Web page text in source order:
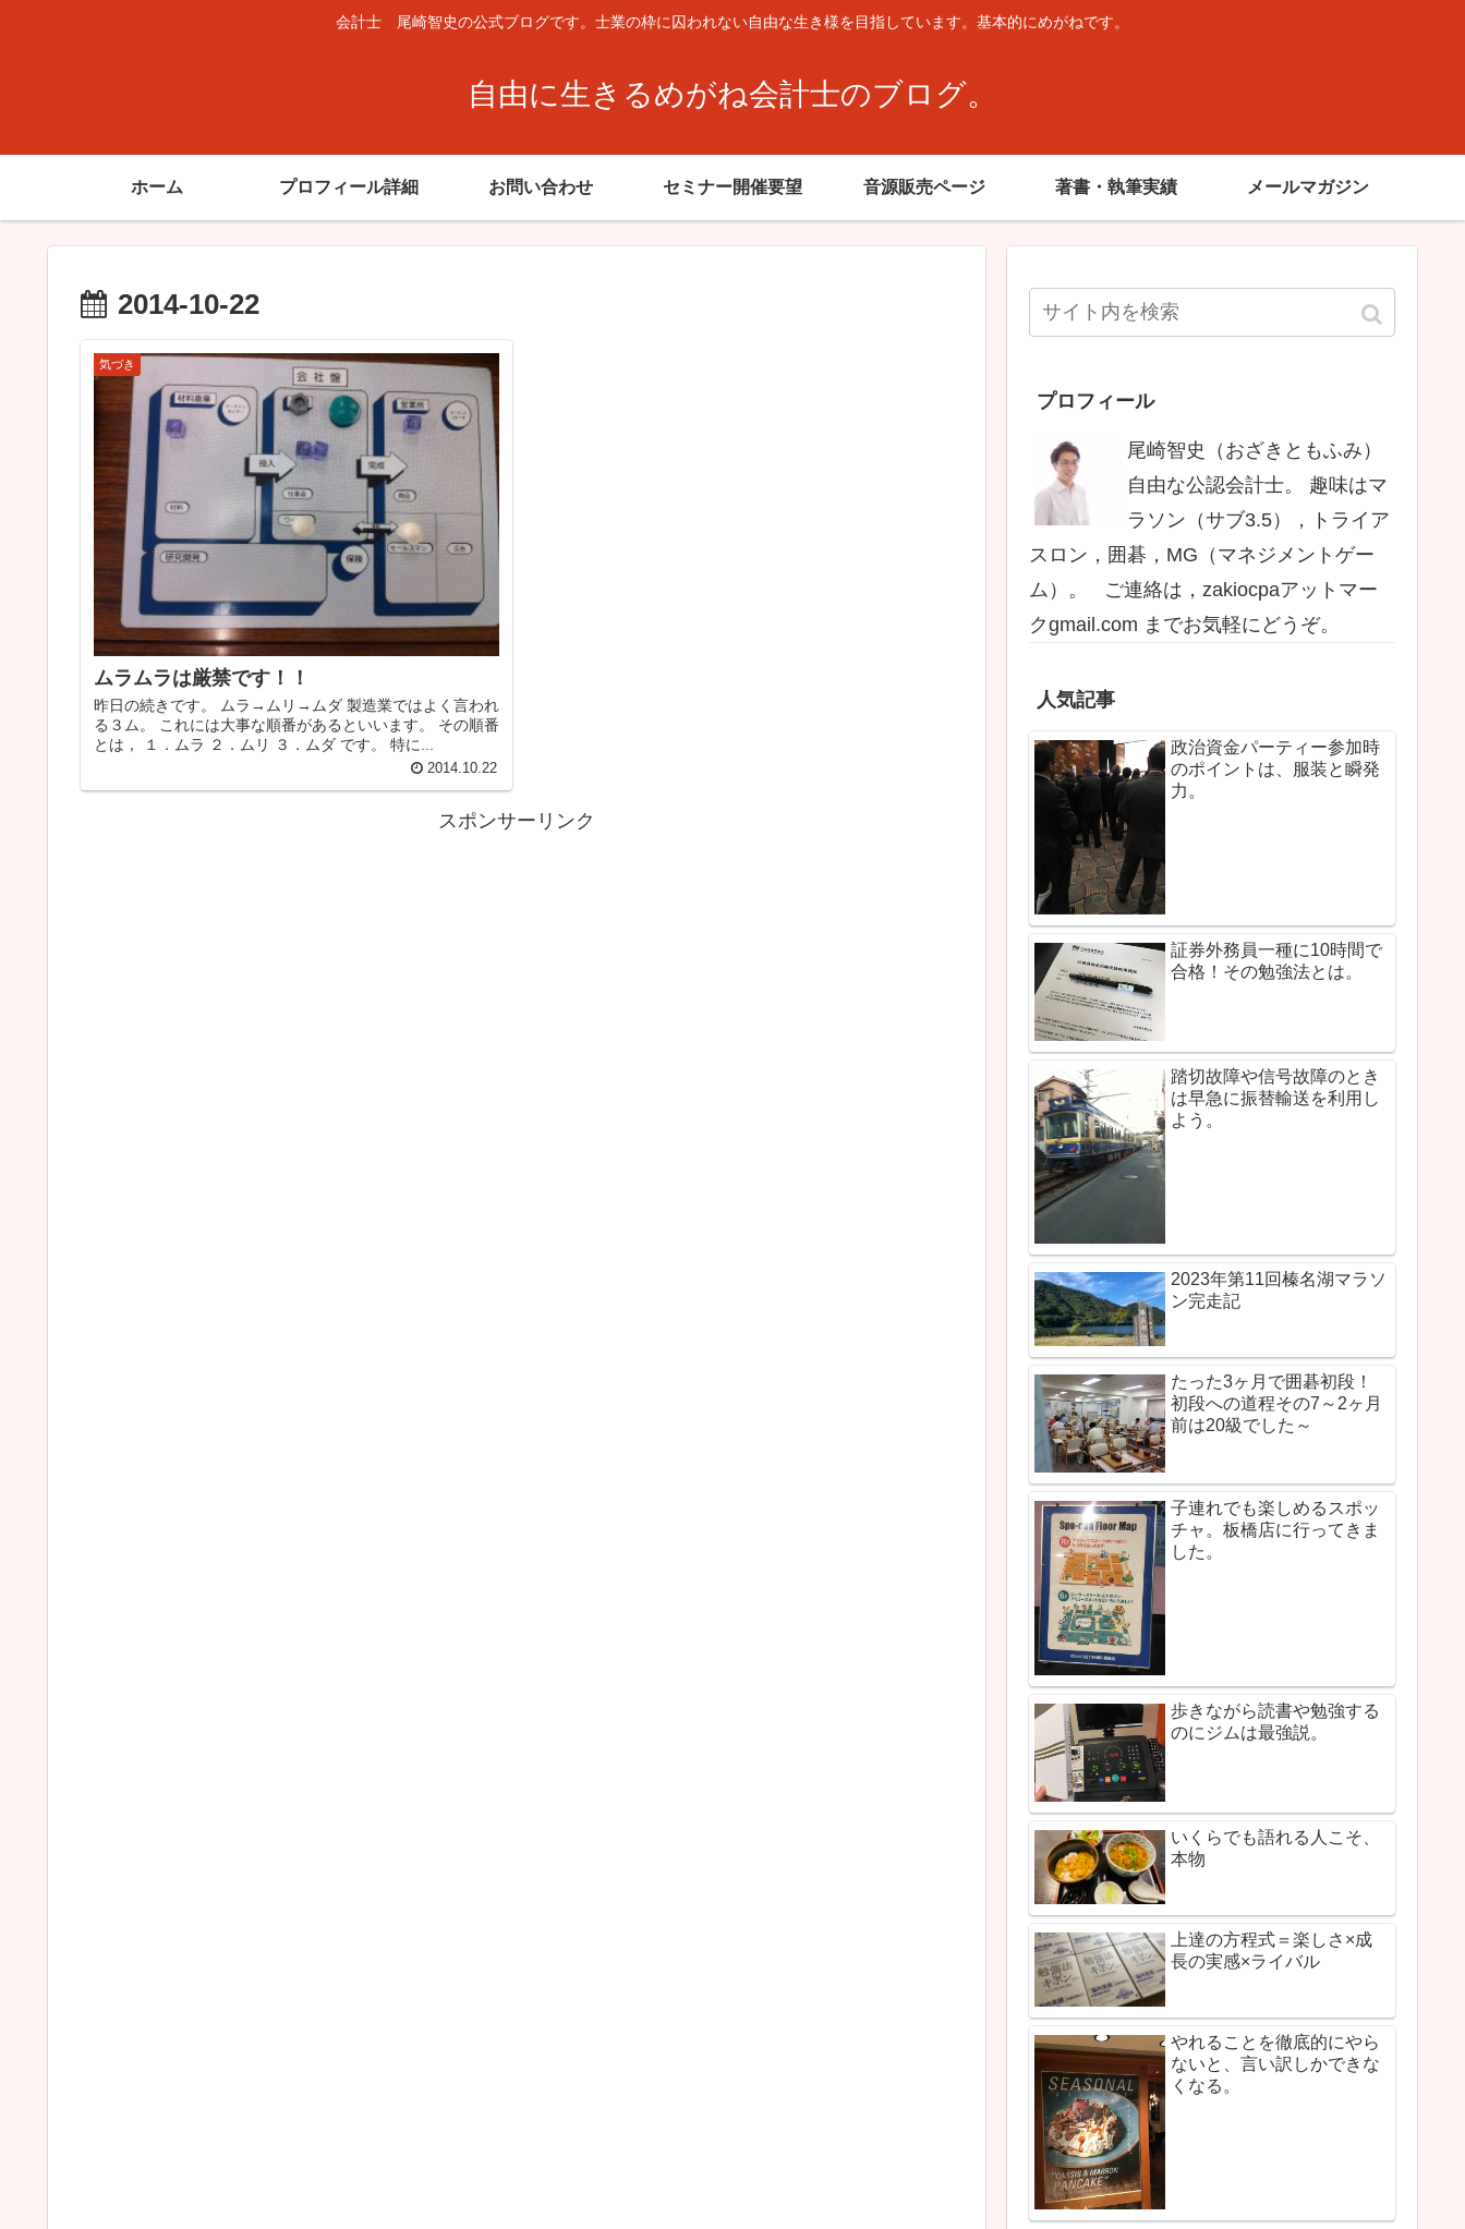
会計士 尾崎智史の公式ブログです。士業の枠に囚われない自由な生き様を目指しています。基本的にめがねです。
自由に生きるめがね会計士のブログ。
ホーム プロフィール詳細 お問い合わせ セミナー開催要望 音源販売ページ 著書・執筆実績 メールマガジン
2014-10-22
気づき
ムラムラは厳禁です！！
昨日の続きです。 ムラ→ムリ→ムダ 製造業ではよく言われ
る３ム。 これには大事な順番があるといいます。 その順番
とは， １．ムラ ２．ムリ ３．ムダ です。 特に...
2014.10.22
スポンサーリンク
プロフィール
尾崎智史（おざきともふみ）
自由な公認会計士。 趣味はマ
ラソン（サブ3.5），トライア
スロン，囲碁，MG（マネジメントゲー
ム）。 ご連絡は，zakiocpaアットマー
クgmail.com までお気軽にどうぞ。
人気記事
政治資金パーティー参加時
のポイントは、服装と瞬発
力。
証券外務員一種に10時間で
合格！その勉強法とは。
踏切故障や信号故障のとき
は早急に振替輸送を利用し
よう。
2023年第11回榛名湖マラソ
ン完走記
たった3ヶ月で囲碁初段！
初段への道程その7～2ヶ月
前は20級でした～
子連れでも楽しめるスポッ
チャ。板橋店に行ってきま
した。
歩きながら読書や勉強する
のにジムは最強説。
いくらでも語れる人こそ、
本物
上達の方程式＝楽しさ×成
長の実感×ライバル
やれることを徹底的にやら
ないと、言い訳しかできな
くなる。